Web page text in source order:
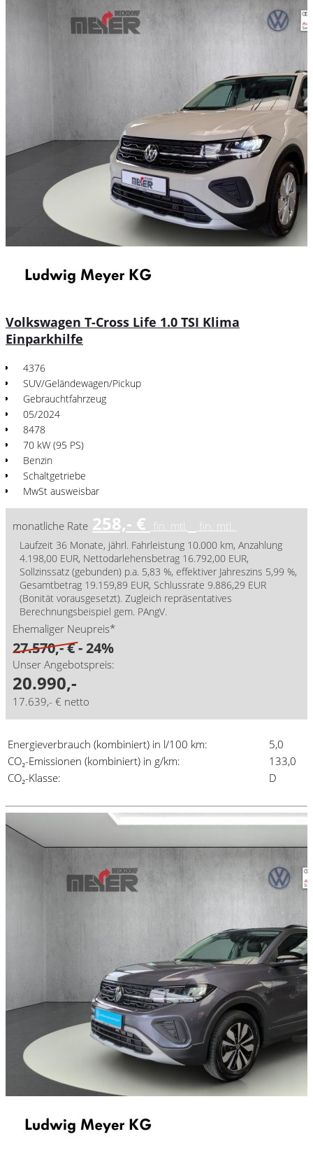
Volkswagen T-Cross Life 1.0 TSI Klima
Einparkhilfe
4376
SUV/Geländewagen/Pickup
Gebrauchtfahrzeug
05/2024
8478
70 kW (95 PS)
Benzin
Schaltgetriebe
MwSt ausweisbar
monatliche Rate 258,- € fin. mtl. fin. mtl.
Laufzeit 36 Monate, jährl. Fahrleistung 10.000 km, Anzahlung
4.198,00 EUR, Nettodarlehensbetrag 16.792,00 EUR,
Sollzinssatz (gebunden) p.a. 5,83 %, effektiver Jahreszins 5,99 %,
Gesamtbetrag 19.159,89 EUR, Schlussrate 9.886,29 EUR
(Bonität vorausgesetzt). Zugleich repräsentatives
Berechnungsbeispiel gem. PAngV.
Ehemaliger Neupreis*
27.570,- €- 24%
Unser Angebotspreis:
20.990,-
17.639,- € netto
Energieverbrauch (kombiniert) in l/100 km:
5,0
CO₂-Emissionen (kombiniert) in g/km:
133,0
CO₂-Klasse:
D